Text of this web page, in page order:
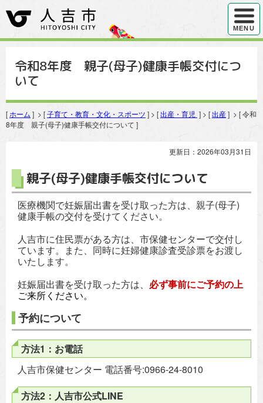
ハンバ
MENU
令和8年度 親子(母子)健康手帳交付につ
いて
[ ホーム ] > [子育て・教育・文化・スポーツ ] > [出産・育児 ] > [出産] > [ 令和
8年度 親子(母子)健康手帳交付について ]
更新日：2026年03月31日
親子(母子)健康手帳交付について
医療機関で妊娠届出書を受け取った方は、親子(母子)
健康手帳の交付を受けてください。
人吉市に住民票がある方は、市保健センターで交付し
ています。また、同時に妊婦健康診査受診票をお渡し
いたします。
妊娠届出書を受け取った方は、 必ず事前にご予約の上
ご来所ください。
予約について
方法1：お電話
人吉市保健センター 電話番号:0966-24-8010
方法2：人吉市公式LINE